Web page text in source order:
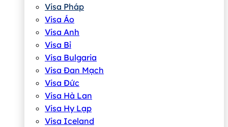
Visa Pháp
Visa Áo
Visa Anh
Visa Bỉ
Visa Bulgaria
Visa Đan Mạch
Visa Đức
Visa Hà Lan
Visa Hy Lạp
Visa Iceland